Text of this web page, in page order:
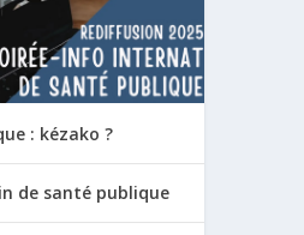
: kézako ?
de santé publique